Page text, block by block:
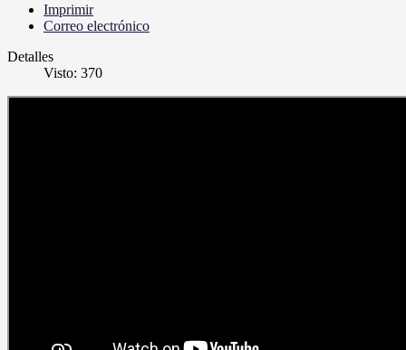
Imprimir
Correo electrónico
Detalles
Visto: 370